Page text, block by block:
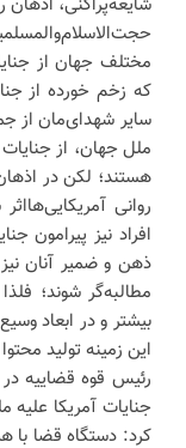
مختلف جهان از
که زخم خورده از
سایر شهدای‌مان از
ملل جهان، از جنایات
هستند؛ لکن در
روانی
افراد نیز پیرامون
ذهن و ضمیر آنان نیز
مطالبه‌گر شوند؛
بیشتر و در ابعاد
این زمینه تولید
رئیس قوه قضاییه
جنایات آمریکا علیه
کرد: دستگاه قضا با